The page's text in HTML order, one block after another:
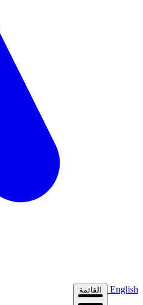
English القائمة